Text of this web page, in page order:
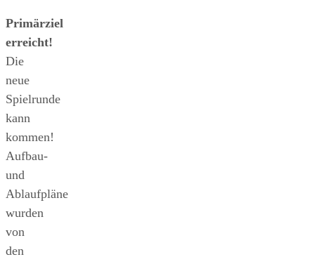
Primärziel
erreicht!
Die
neue
Spielrunde
kann
kommen!
Aufbau-
und
Ablaufpläne
wurden
von
den